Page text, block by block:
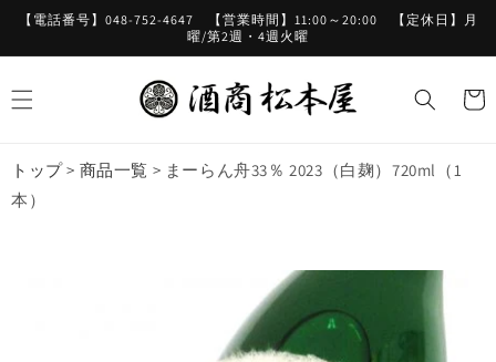
ンツに
【電話番号】048-752-4647 【営業時間】11:00～20:00 【定休日】月
曜/第2週・4週火曜
ー
トップ> 商品一覧 > まーらん舟33％ 2023（白麹）720ml（1
本）